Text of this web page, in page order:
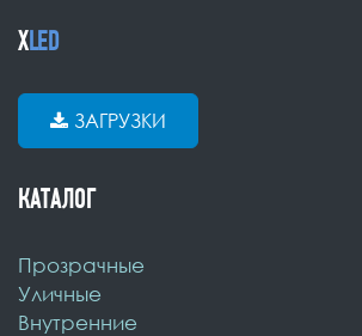
XLED
ЗАГРУЗКИ
КАТАЛОГ
Прозрачные
Уличные
Внутренние